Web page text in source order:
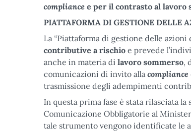
compliance e per il contrasto al lavoro
PIATTAFORMA DI GESTIONE DELLE
La “Piattaforma di gestione delle azioni
contributive a rischio e prevede
anche in materia di lavoro sommerso,
comunicazioni di invito alla compliance
trasmissione degli adempimenti
In questa prima fase è stata rilasciata
Comunicazione Obbligatorie al
tale strumento vengono identificate le